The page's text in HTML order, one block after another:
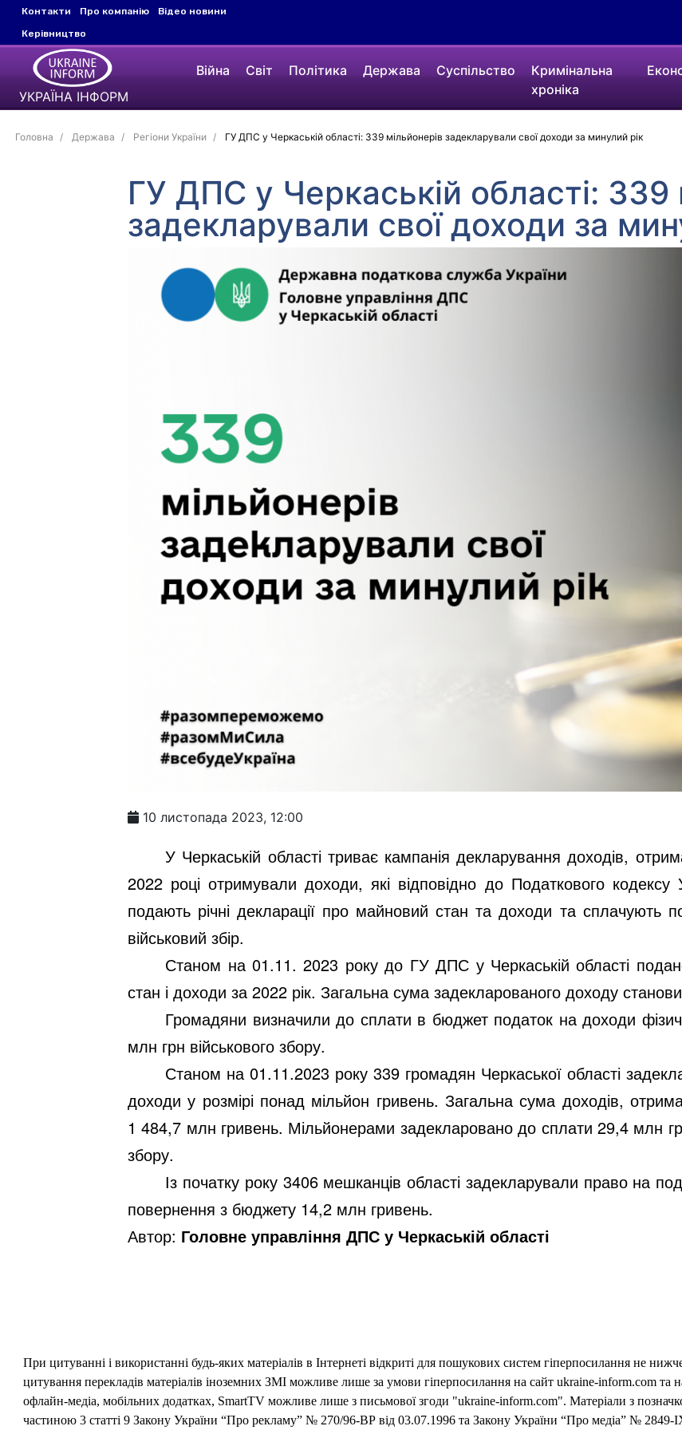
Контакти Про компанію
Відео новини
Керівництво
УКРАЇНА ІНФОРМ
Війна Світ Політика Держава Суспільство
Кримінальна
хроніка
Головна Держава Регіони України ГУ ДПС у Черкаській області: 339 мільйонерів задекларували свої доходи за минулий рік
ГУ ДПС у Черкаській області: 339
задекларували свої доходи за
10 листопада 2023, 12:00
У Черкаській області триває кампанія декларування доходів,
2022 році отримували доходи, які відповідно до Податкового кодексу
подають річні декларації про майновий стан та доходи та сплачують
військовий збір.
Станом на01.11. 2023 року до ГУ ДПС у Черкаській області
стан і доходи за 2022 рік. Загальна сума задекларованого доходу
Громадяни визначили до сплати в бюджет податок на доходи
млн грн військового збору.
Станом на 01.11.2023 року339 громадян Черкаської області
доходи у розмірі понад мільйон гривень. Загальна сума доходів,
1 484,7 млн гривень. Мільйонерами задекларовано до сплати 29,4млн
збору.
Із початку року 3406мешканців області задекларували право на
повернення з бюджету 14,2млн гривень.
Автор: Головне управління ДПС у Черкаській області
При цитуванні і використанні будь-яких матеріалів в Інтернеті відкриті для пошукових систем гіперпосилання не
цитування перекладів матеріалів іноземних ЗМІ можливе лише за умови гіперпосилання на сайт ukraine-inform.com та
офлайн-медіа, мобільних додатках, SmartTV можливе лише з письмової згоди "ukraine-inform.com". Матеріали з
частиною 3 статті 9 Закону України “Про рекламу” № 270/96-ВР від 03.07.1996 та Закону України “Про медіа” № 2849-